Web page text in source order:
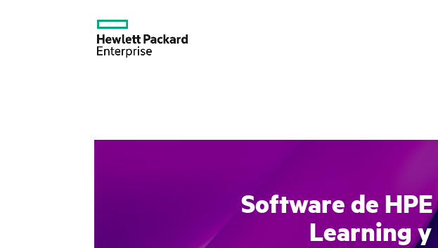
Software de
Learning y